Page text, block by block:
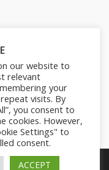
All Rights Reserved.
our website to
relevant
your
visits. By
you consent to
cookies. However,
Settings" to
consent.
ACCEPT